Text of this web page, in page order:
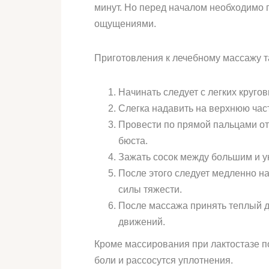
минут. Но перед началом
ощущениями.
Приготовления к лечебному массажу
Начинать следует с легких
Слегка надавить на верхнюю
Провести по прямой пальцами
бюста.
Зажать сосок между большим и
После этого следует медленно
силы тяжести.
После массажа принять теплый
движений.
Кроме массирования при лактостазе
боли и рассосутся уплотнения.